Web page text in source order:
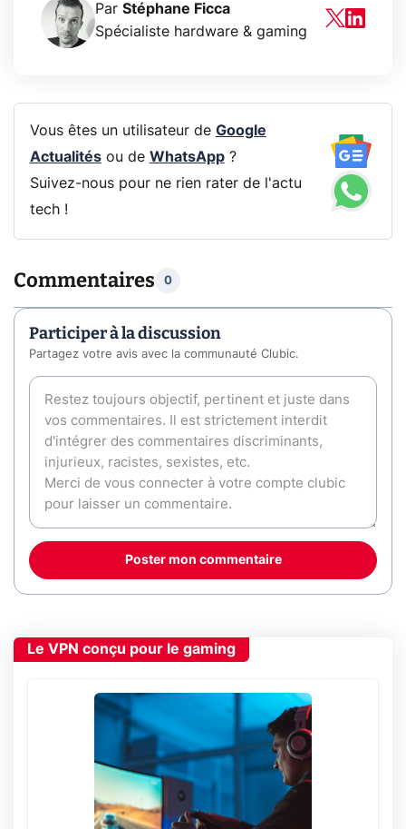
Par Stéphane Ficca
Spécialiste hardware & gaming
Vous êtes un utilisateur de Google
Actualitésou de WhatsApp?
Suivez-nous pour ne rien rater de l'actu
tech !
Commentaires 0
Participer à la discussion
Partagez votre avis avec la communauté Clubic.
Poster mon commentaire
Le VPN conçu pour le gaming